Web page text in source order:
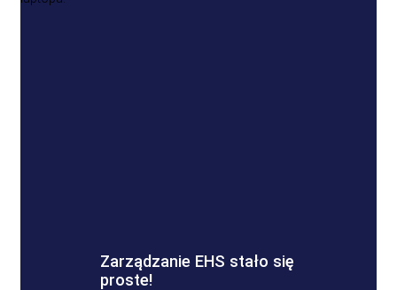
Zarządzanie EHS stało się
proste!